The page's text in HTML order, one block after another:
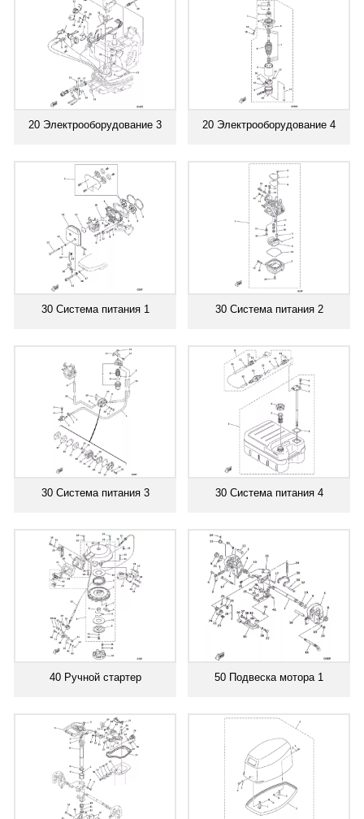
20 Электрооборудование 3 20 Электрооборудование 4
30 Система питания 1 30 Система питания 2
30 Система питания 3 30 Система питания 4
40 Ручной стартер 50 Подвеска мотора 1